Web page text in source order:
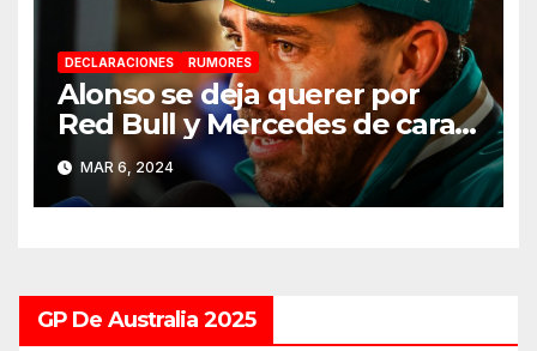
DECLARACIONES RUMORES
Alonso se deja querer por
Red Bull y Mercedes de cara a
2025
MAR 6, 2024
GP De Australia 2025